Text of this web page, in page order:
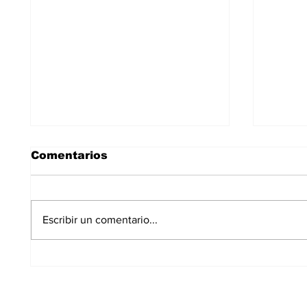
Comentarios
Escribir un comentario...